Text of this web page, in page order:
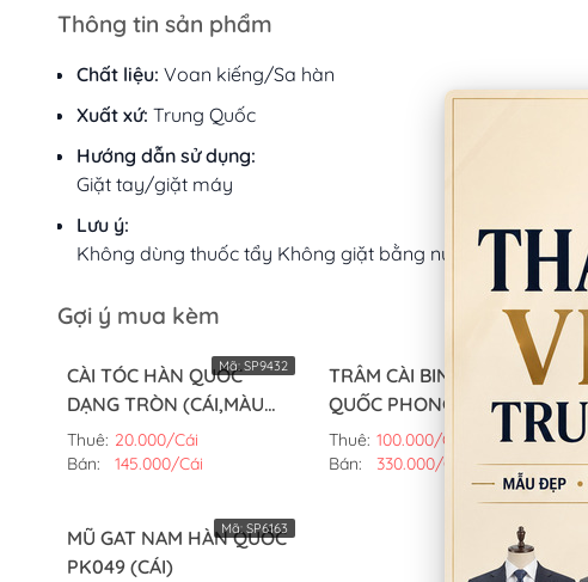
Thông tin sản phẩm
Chất liệu: Voan kiếng/Sa hàn
Xuất xứ: Trung Quốc
Hướng dẫn sử dụng:
Giặt tay/giặt máy
Lưu ý:
Không dùng thuốc tẩy Không giặt bằng nước sôi
Gợi ý mua kèm
CÀI TÓC HÀN QUỐC
DẠNG TRÒN (CÁI,MÀU
HỒNG)
Thuê: 20.000/Cái
Bán:
145.000/Cái
Mã:SP9432
TRÂM CÀI BINYEO HÀN
QUỐC PHONG CÁCH
CUNG ĐÌNH (CÂY,MÀU
VÀNG)
Thuê: 100.000/Cây
Bán:
330.000/Cây
SP11300
MŨ GAT NAM HÀN QUỐC
PK049 (CÁI)
Mã:SP6163